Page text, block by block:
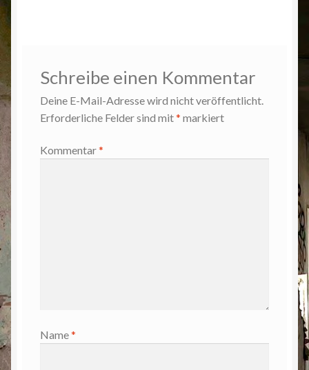
Schreibe einen Kommentar
Deine E-Mail-Adresse wird nicht veröffentlicht.
Erforderliche Felder sind mit* markiert
Kommentar*
Name*